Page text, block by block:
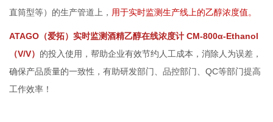
直筒型等）的生产管道上， 用于实时监测生产线上的乙醇浓度值。
ATAGO（爱拓）实时监测酒精乙醇在线浓度计 CM-800α-Ethanol
（V/V） 的投入使用，帮助企业有效节约人工成本，消除人为误差，
确保产品质量的一致性，有助研发部门、品控部门、QC等部门提高
工作效率！